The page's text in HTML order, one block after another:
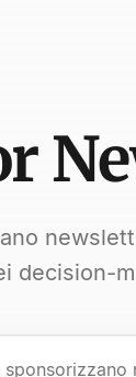
decision-